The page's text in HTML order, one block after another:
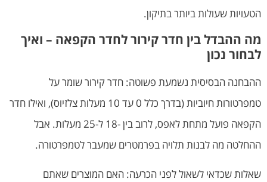
הטעויות שעולות ביותר בתיקון.
מה ההבדל בין חדר קירור לחדר הקפאה – ואיך
לבחור נכון
ההבחנה הבסיסית נשמעת פשוטה: חדר קירור שומר על
טמפרטורות חיוביות (בדרך כלל 0 עד 10 מעלות צלזיוס), ואילו חדר
הקפאה פועל מתחת לאפס, לרוב בין -18 ל-25 מעלות. אבל
ההחלטה מה לבנות תלויה בפרמטרים שמעבר לטמפרטורה.
שאלות שכדאי לשאול לפני הכרעה: האם המוצרים שאתם